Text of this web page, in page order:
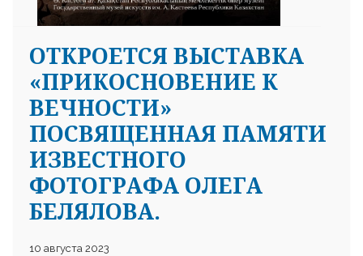
ОТКРОЕТСЯ ВЫСТАВКА
«ПРИКОСНОВЕНИЕ К
ВЕЧНОСТИ»
ПОСВЯЩЕННАЯ ПАМЯТИ
ИЗВЕСТНОГО
ФОТОГРАФА ОЛЕГА
БЕЛЯЛОВА.
10 августа 2023